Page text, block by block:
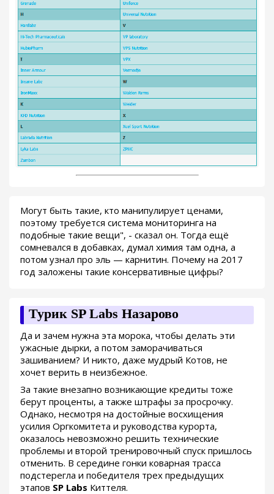
Могут быть такие, кто манипулирует ценами,
поэтому требуется система мониторинга на
подобные такие вещи", - сказал он. Тогда ещё
сомневался в добавках, думал химия там одна, а
потом узнал про эль — карнитин. Почему на 2017
год заложены такие консервативные цифры?
Турик SP Labs Назарово
Да и зачем нужна эта морока, чтобы делать эти
ужасные дырки, а потом заморачиваться
зашиванием? И никто, даже мудрый Котов, не
хочет верить в неизбежное.
За такие внезапно возникающие кредиты тоже
берут проценты, а также штрафы за просрочку.
Однако, несмотря на достойные восхищения
усилия Оргкомитета и руководства курорта,
оказалось невозможно решить технические
проблемы и второй тренировочный спуск пришлось
отменить. В середине гонки коварная трасса
подстерегла и победителя трех предыдущих
этапов SP Labs Киттеля.